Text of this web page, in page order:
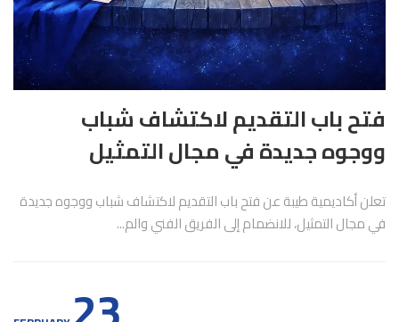
فتح باب التقديم لاكتشاف شباب
ووجوه جديدة في مجال التمثيل
تعلن أكاديمية طيبة عن فتح باب التقديم لاكتشاف شباب ووجوه جديدة
في مجال التمثيل، للانضمام إلى الفريق الفني والم...